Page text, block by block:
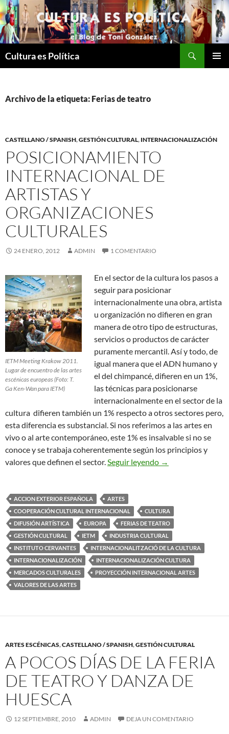
Saltar
al
contenido
Cultura es Política
Archivo de la etiqueta: Ferias de teatro
CASTELLANO / SPANISH,GESTIÓN CULTURAL, INTERNACIONALIZACIÓN
POSICIONAMIENTO
INTERNACIONAL DE
ARTISTAS Y
ORGANIZACIONES
CULTURALES
24 ENERO, 2012 ADMIN 1 COMENTARIO
IETM Meeting Krakow 2011.
Lugar de encuentro de las artes
escénicas europeas (Foto: T.
Ga Ken-Wan para IETM)
En el sector de la cultura los pasos a
seguir para posicionar
internacionalmente una obra, artista
u organización no difieren en gran
manera de otro tipo de estructuras,
servicios o productos de carácter
puramente mercantil. Así y todo, de
igual manera que el ADN humano y
el del chimpancé, difieren en un 1%,
las técnicas para posicionarse
internacionalmente en el sector de la
cultura difieren también un 1% respecto a otros sectores pero,
esta diferencia es substancial. Si nos referimos a las artes en
vivo o al arte contemporáneo, este 1% es insalvable si no se
conoce y se trabaja coherentemente según los principios y
valores que definen el sector.Seguir leyendo Posicionamiento
→
ACCION EXTERIOR ESPAÑOLA
ARTES
COOPERACIÓN CULTURAL INTERNACIONAL
CULTURA
DIFUSIÓN ARTÍSTICA
EUROPA
FERIAS DE TEATRO
GESTIÓN CULTURAL
IETM
INDUSTRIA CULTURAL
INSTITUTO CERVANTES
INTERNACIONALITZACIÓ DE LA CULTURA
INTERNACIONALIZACIÓN
INTERNACIONALIZACIÓN CULTURA
MERCADOS CULTURALES
PROYECCIÓN INTERNACIONAL ARTES
VALORES DE LAS ARTES
ARTES ESCÉNICAS,CASTELLANO / SPANISH,GESTIÓN CULTURAL
A POCOS DÍAS DE LA FERIA
DE TEATRO Y DANZA DE
HUESCA
12 SEPTIEMBRE, 2010 ADMIN DEJA UN COMENTARIO